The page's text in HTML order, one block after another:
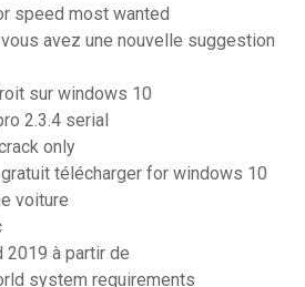
speed most wanted
avez une nouvelle suggestion
sur windows 10
2.3.4 serial
only
télécharger for windows 10
voiture
2019 à partir de
system requirements